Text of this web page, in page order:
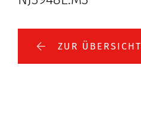
ZUR ÜBERSICHT